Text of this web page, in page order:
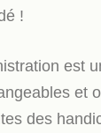
!
est
et
des